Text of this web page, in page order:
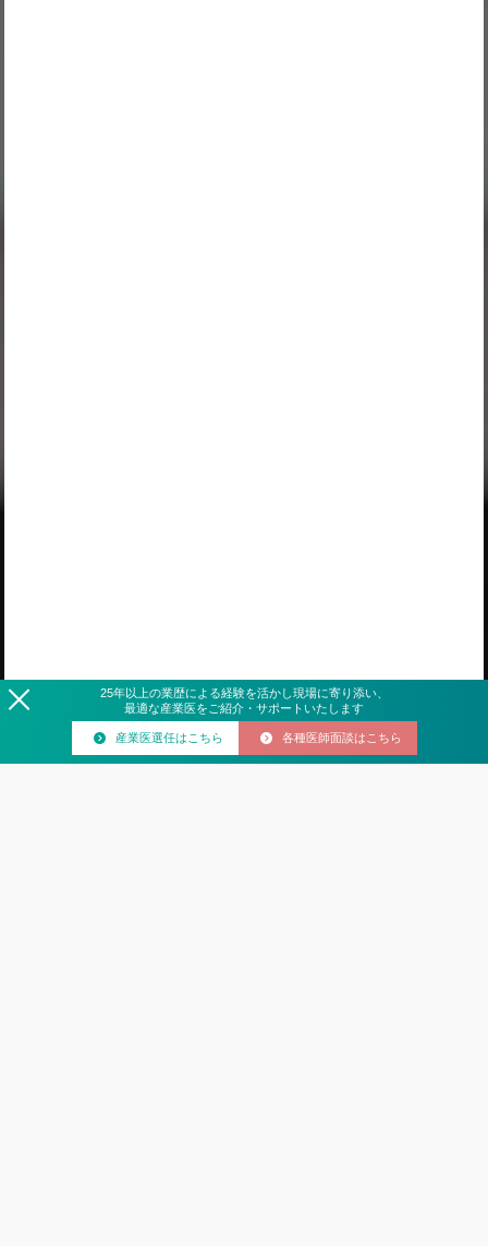
25年以上の業歴による経験を活かし現場に寄り添い、
最適な産業医をご紹介・サポートいたします
産業医選任はこちら 各種医師面談はこちら